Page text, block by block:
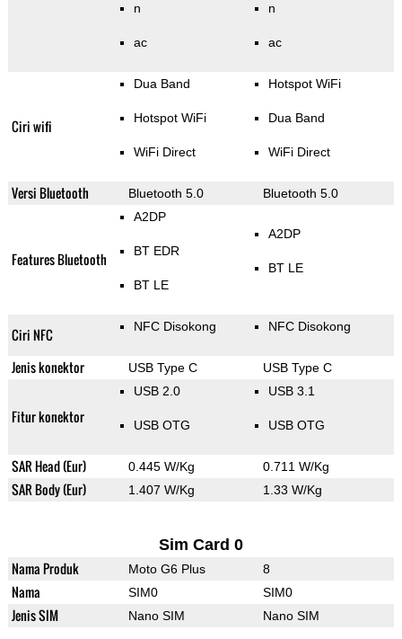
n
ac
n
ac
Ciri wifi
Dua Band
Hotspot WiFi
WiFi Direct
Hotspot WiFi
Dua Band
WiFi Direct
Versi Bluetooth Bluetooth 5.0 Bluetooth 5.0
Features Bluetooth
A2DP
BT EDR
BT LE
A2DP
BT LE
Ciri NFC NFC Disokong NFC Disokong
Jenis konektor USB Type C USB Type C
Fitur konektor
USB 2.0
USB OTG
USB 3.1
USB OTG
SAR Head (Eur) 0.445 W/Kg 0.711 W/Kg
SAR Body (Eur) 1.407 W/Kg 1.33 W/Kg
Sim Card 0
Nama Produk Moto G6 Plus 8
Nama SIM0 SIM0
Jenis SIM Nano SIM Nano SIM